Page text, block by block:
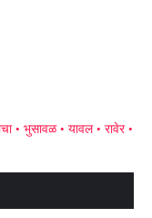
•यावल •रावेर •अमळनेर